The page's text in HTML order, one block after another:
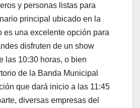
y personas listas para
principal ubicado en la
es una excelente opción para
disfruten de un show
las 10:30 horas, o bien
de la Banda Municipal
que dará inicio a las 11:45
diversas empresas del